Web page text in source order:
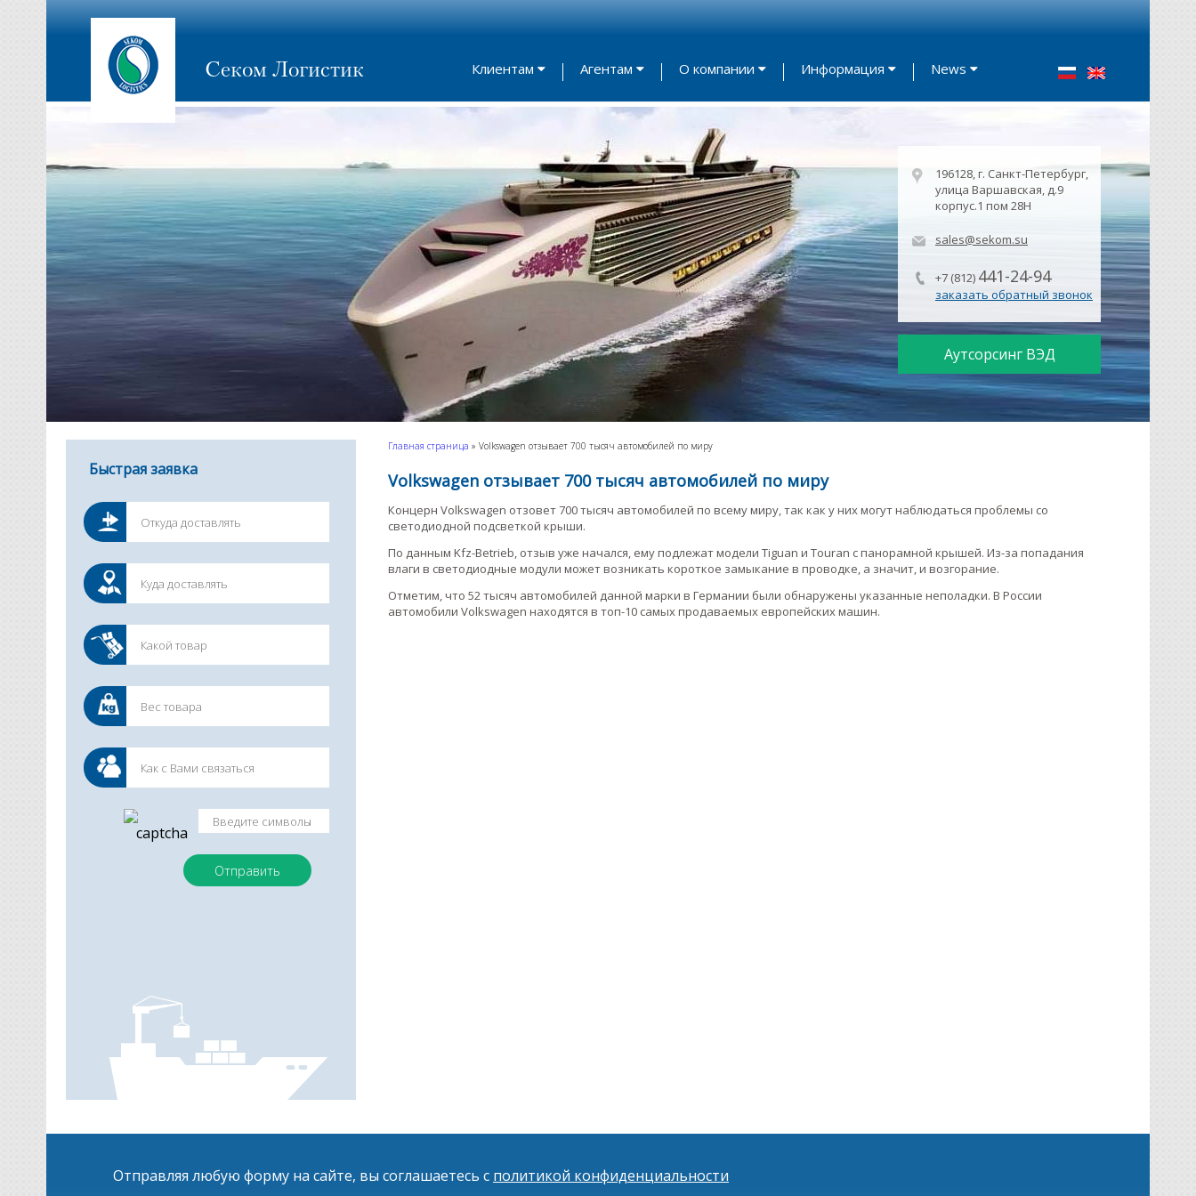
Секом Логистик Клиентам Агентам О компании Информация News
196128, г. Санкт-Петербург,
улица Варшавская, д.9
корпус.1 пом 28Н
sales@sekom.su
+7 (812) 441-24-94
заказать обратный звонок
Аутсорсинг ВЭД
Быстрая заявка
Главная страница » Volkswagen отзывает 700 тысяч автомобилей по миру
Volkswagen отзывает 700 тысяч автомобилей по миру
Концерн Volkswagen отзовет 700 тысяч автомобилей по всему миру, так как у них могут наблюдаться проблемы со
светодиодной подсветкой крыши.
По данным Kfz-Betrieb, отзыв уже начался, ему подлежат модели Tiguan и Touran с панорамной крышей. Из-за попадания
влаги в светодиодные модули может возникать короткое замыкание в проводке, а значит, и возгорание.
Отметим, что 52 тысяч автомобилей данной марки в Германии были обнаружены указанные неполадки. В России
автомобили Volkswagen находятся в топ-10 самых продаваемых европейских машин.
Отправляя любую форму на сайте, вы соглашаетесь с политикой конфиденциальности